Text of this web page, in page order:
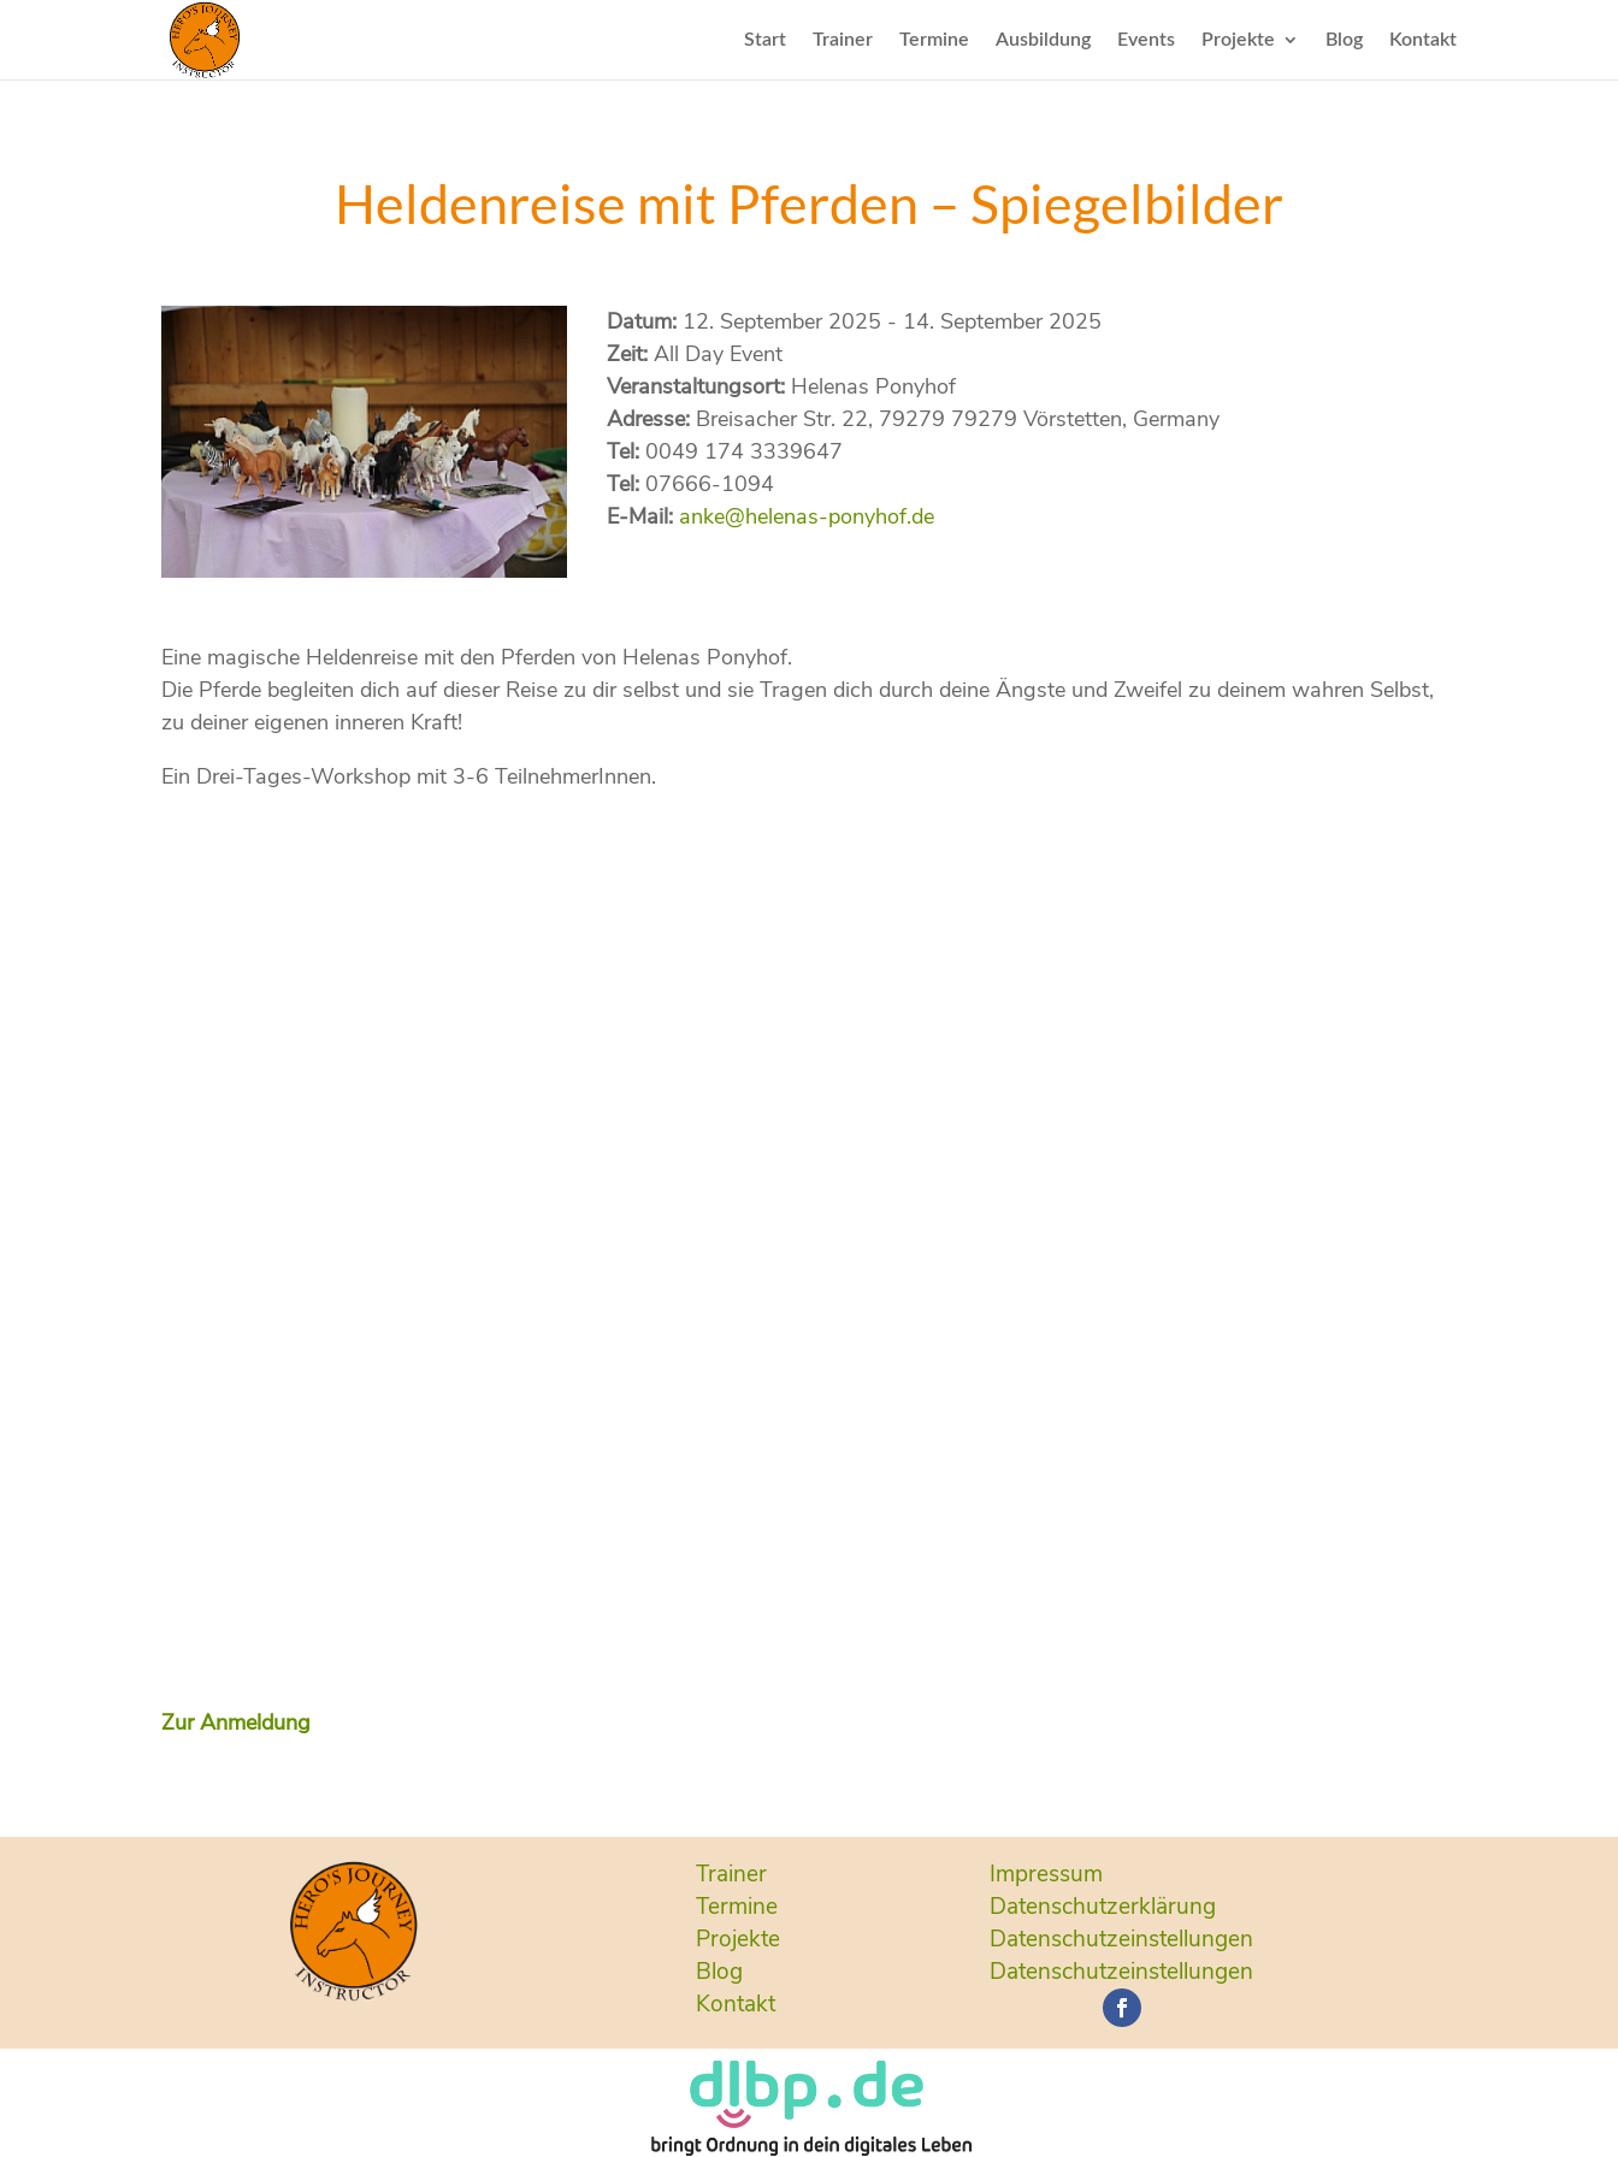
Start Trainer Termine Ausbildung Events Projekte Blog Kontakt
Heldenreise mit Pferden – Spiegelbilder
Datum: 12. September 2025 - 14. September 2025
Zeit: All Day Event
Veranstaltungsort: Helenas Ponyhof
Adresse: Breisacher Str. 22, 79279 79279 Vörstetten, Germany
Tel: 0049 174 3339647
Tel: 07666-1094
E-Mail: anke@helenas-ponyhof.de
Eine magische Heldenreise mit den Pferden von Helenas Ponyhof.
Die Pferde begleiten dich auf dieser Reise zu dir selbst und sie Tragen dich durch deine Ängste und Zweifel zu deinem wahren Selbst,
zu deiner eigenen inneren Kraft!
Ein Drei-Tages-Workshop mit 3-6 TeilnehmerInnen.
Zur Anmeldung
Trainer
Termine
Projekte
Blog
Kontakt
Impressum
Datenschutzerklärung
Datenschutzeinstellungen
Datenschutzeinstellungen